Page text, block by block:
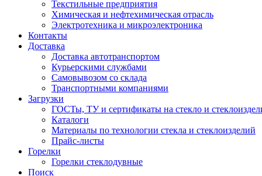
Текстильные предприятия
Химическая и нефтехимическая отрасль
Электротехника и микроэлектроника
Контакты
Доставка
Доставка автотранспортом
Курьерскими службами
Самовывозом со склада
Транспортными компаниями
Загрузки
ГОСТы, ТУ и сертификаты на стекло и
Каталоги
Материалы по технологии стекла и стеклоизделий
Прайс-листы
Горелки
Горелки стеклодувные
Поиск